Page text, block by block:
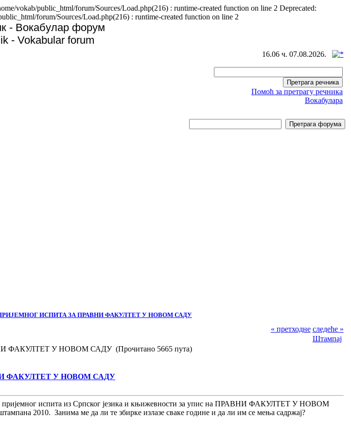
vokab/public_html/forum/Sources/Load.php(216) : runtime-created function on line 2 Deprecated:
forum/Sources/Load.php(216) : runtime-created function on line 2
- Вокабулар форум
- Vokabular forum
16.06 ч. 07.08.2026.
Помоћ за претрагу речника
Вокабулара
ИСПИТА ЗА ПРАВНИ ФАКУЛТЕТ У НОВОМ САДУ
« претходне следеће »
Штампај
У НОВОМ САДУ (Прочитано 5665 пута)
ФАКУЛТЕТ У НОВОМ САДУ
пријемног испита из Српског језика и књижевности за упис на ПРАВНИ ФАКУЛТЕТ У НОВОМ
2010. Занима ме да ли те збирке излазе сваке године и да ли им се мења садржај?